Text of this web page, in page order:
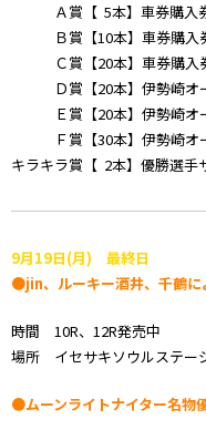
Ａ賞【 5本】車券購入
Ｂ賞【10本】車券購入
Ｃ賞【20本】車券購入
Ｄ賞【20本】伊勢崎オー
Ｅ賞【20本】伊勢崎オー
Ｆ賞【30本】伊勢崎オー
キラキラ賞【 2本】優勝選手
9月19日(月) 最終日
●jin、ルーキー酒井、千鶴に
時間 10R、12R発売中
場所 イセサキソウルステー
●ムーンライトナイター名物